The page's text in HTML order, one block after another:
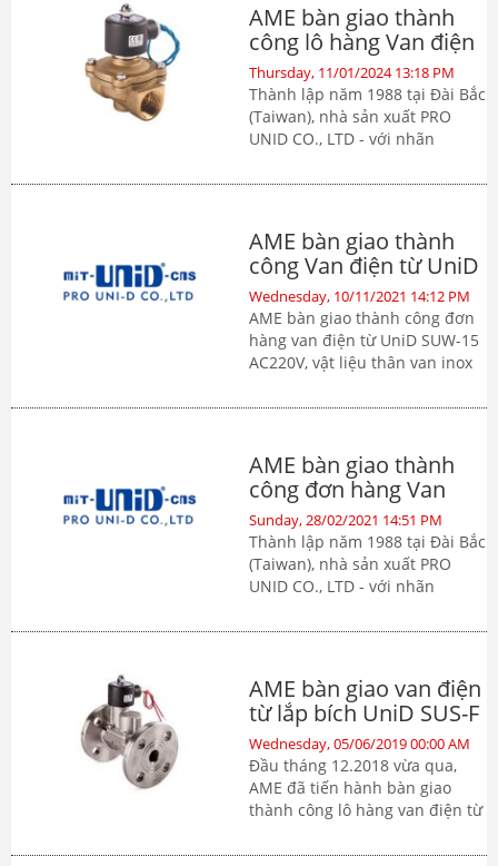
AME bàn giao thành
công lô hàng Van điện
từ miT-UniD-cns UW-
35 Taiwan
Thursday, 11/01/2024 13:18 PM
Thành lập năm 1988 tại Đài Bắc
(Taiwan), nhà sản xuất PRO
UNID CO., LTD - với nhãn
khẳng định thương hiệu hàng
dụng trong việc điều khiển,
kiểm soát chất lỏng, chất khí,...
AME bàn giao thành
công Van điện từ UniD
SUW-15 Taiwan
Wednesday, 10/11/2021 14:12 PM
AME bàn giao thành công đơn
hàng van điện từ UniD SUW-15
AC220V, vật liệu thân van inox
AME bàn giao thành
công đơn hàng Van
điện từ UD-8 24VDC
UniD Taiwan
Sunday, 28/02/2021 14:51 PM
Thành lập năm 1988 tại Đài Bắc
(Taiwan), nhà sản xuất PRO
UNID CO., LTD - với nhãn
khẳng định thương hiệu hàng
dụng trong việc điều khiển,
kiểm soát chất lỏng, chất khí...
Với chất lượng sản phẩm cao
cùng giá b...
AME bàn giao van điện
từ lắp bích UniD SUS-F
cho khách hàng 2018
Wednesday, 05/06/2019 00:00 AM
Đầu tháng 12.2018 vừa qua,
AME đã tiến hành bàn giao
thành công lô hàng van điện từ
Taiwan cho khách hàng. Đây là